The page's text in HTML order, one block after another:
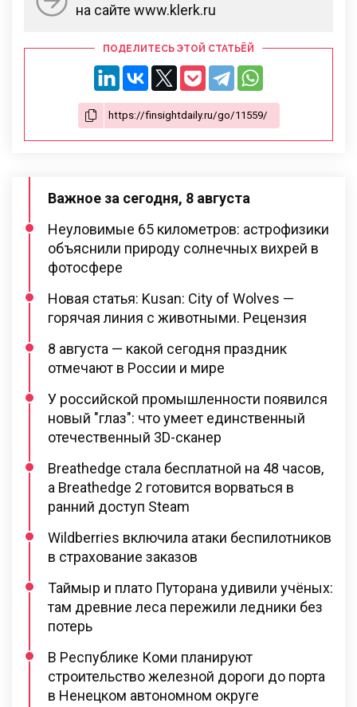
на сайте www.klerk.ru
ПОДЕЛИТЕСЬ ЭТОЙ СТАТЬЁЙ
Важное за сегодня, 8 августа
Неуловимые 65 километров: астрофизики
объяснили природу солнечных вихрей в
фотосфере
Новая статья: Kusan: City of Wolves —
горячая линия с животными. Рецензия
8 августа — какой сегодня праздник
отмечают в России и мире
У российской промышленности появился
новый "глаз": что умеет единственный
отечественный 3D-сканер
Breathedge стала бесплатной на 48 часов,
а Breathedge 2 готовится ворваться в
ранний доступ Steam
Wildberries включила атаки беспилотников
в страхование заказов
Таймыр и плато Путорана удивили учёных:
там древние леса пережили ледники без
потерь
В Республике Коми планируют
строительство железной дороги до порта
в Ненецком автономном округе